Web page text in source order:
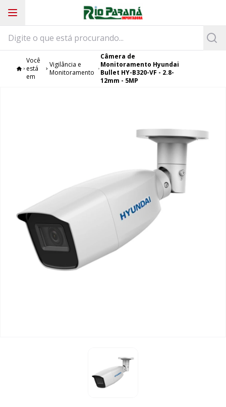
Você
está
em
Vigilância e
Monitoramento
Câmera de
Monitoramento Hyundai
Bullet HY-B320-VF - 2.8-
12mm - 5MP